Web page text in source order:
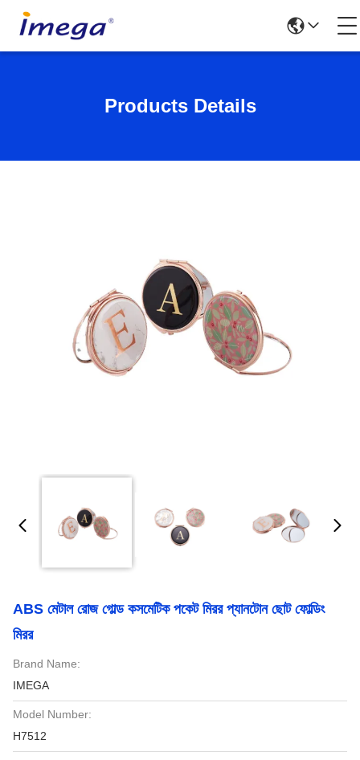
Products Details
ABS মেটাল রোজ গোল্ড কসমেটিক পকেট মিরর প্যানটোন ছোট ফোল্ডিং
মিরর
Brand Name:
IMEGA
Model Number:
H7512